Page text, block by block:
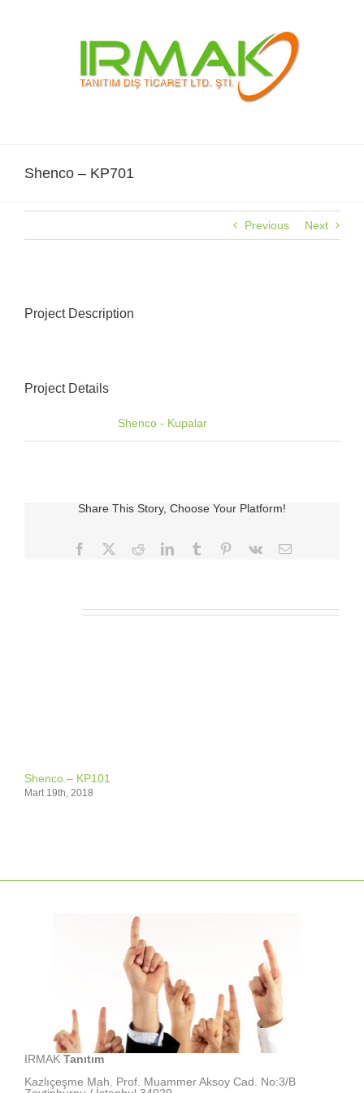
Shenco – KP701
Previous Next
Project Description
Project Details
Shenco - Kupalar
Share This Story, Choose Your Platform!
Facebook RedditLinkedInTumblr Pinterest
Vk
E-
Shenco – KP101
Mart 19th, 2018
IRMAK Tanıtım
Kazlıçeşme Mah. Prof. Muammer Aksoy Cad. No:3/B